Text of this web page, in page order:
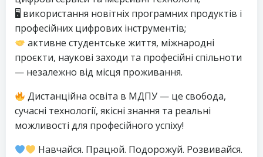
🖥 використання новітніх програмних продуктів і
професійних цифрових інструментів;
активне студентське життя, міжнародні
проєкти, наукові заходи та професійні спільноти
— незалежно від місця проживання.
Дистанційна освіта в МДПУ — це свобода,
сучасні технології, якісні знання та реальні
можливості для професійного успіху!
Навчайся. Працюй. Подорожуй. Розвивайся.